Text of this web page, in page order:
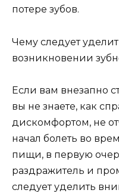
потере зубов.
Чему следует
возникновении
Если вам внезапно
вы не знаете, как
дискомфортом, не
начал болеть во
пищи, в первую
раздражитель и
следует уделить